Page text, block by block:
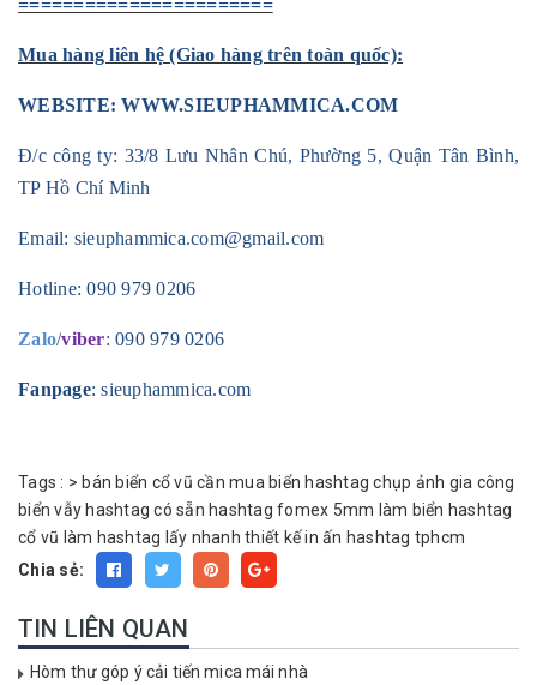
=======================
Mua hàng liên hệ (Giao hàng trên toàn quốc):
WEBSITE:WWW.SIEUPHAMMICA.COM
Đ/c công ty: 33/8 Lưu Nhân Chú, Phường 5, Quận Tân Bình,
TP Hồ Chí Minh
Email: sieuphammica.com@gmail.com
Hotline:090 979 0206
Zalo/viber: 090 979 0206
Fanpage: sieuphammica.com
Tags : > bán biển cổ vũ cần mua biển hashtag chụp ảnh gia công
biển vẫy hashtag có sẵn hashtag fomex 5mm làm biển hashtag
cổ vũ làm hashtag lấy nhanh thiết kế in ấn hashtag tphcm
Chia sẻ:
TIN LIÊN QUAN
Hòm thư góp ý cải tiến mica mái nhà